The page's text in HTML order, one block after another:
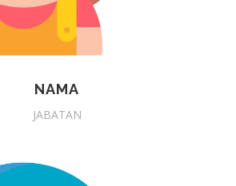
NAMA
JABATAN